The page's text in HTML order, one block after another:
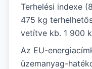
Terhelési indexe
475 kg
vetítve kb. 1 900
Az EU-
üzemanyag-